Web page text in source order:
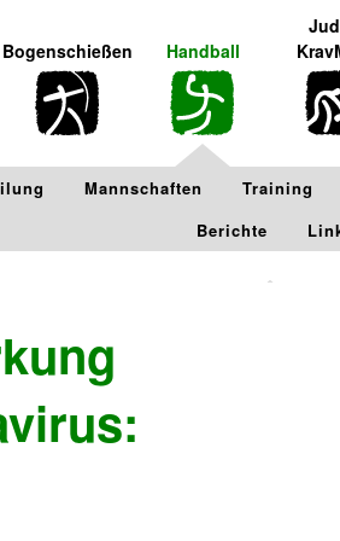
Bogenschießen Handball
Mannschaften Training
Berichte